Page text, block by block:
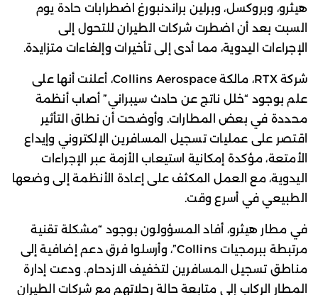
هيثرو، وبروكسل، وبرلين براندنبورغ اضطرابات حادة يوم
السبت بعد أن اضطرت شركات الطيران للتحول إلى
الإجراءات اليدوية، مما أدى إلى تأخيرات وإلغاءات متزايدة.
شركة RTX، مالكة Collins Aerospace، أعلنت أنها على
علم بوجود “خلل ناتج عن حادث سيبراني” أصاب أنظمة
محددة في بعض المطارات. وأوضحت أن نطاق التأثير
اقتصر على عمليات تسجيل المسافرين الإلكتروني وإيداع
الأمتعة، مؤكدة إمكانية استيعاب الأزمة عبر الإجراءات
اليدوية، مع العمل المكثف على إعادة الأنظمة إلى وضعها
الطبيعي في أسرع وقت.
في مطار هيثرو، أفاد المسؤولون بوجود “مشكلة تقنية
مرتبطة ببرمجيات Collins”، وأرسلوا فرق دعم إضافية إلى
مناطق تسجيل المسافرين لتخفيف الازدحام. ودعت إدارة
المطار الركاب إلى متابعة حالة رحلاتهم مع شركات الطيران